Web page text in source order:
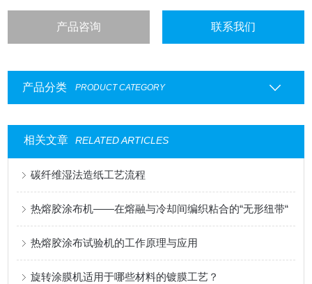
产品咨询 联系我们
产品分类 PRODUCT CATEGORY
相关文章 RELATED ARTICLES
碳纤维湿法造纸工艺流程
热熔胶涂布机——在熔融与冷却间编织粘合的“无形纽带“
热熔胶涂布试验机的工作原理与应用
旋转涂膜机适用于哪些材料的镀膜工艺？